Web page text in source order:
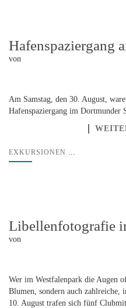
Hafenspaziergang
von
Am Samstag, den 30. August,
Hafenspaziergang im Dortmunder
EXKURSIONEN ...
Libellenfotografie
von
Wer im Westfalenpark die Augen
Blumen, sondern auch
10. August trafen sich fünf